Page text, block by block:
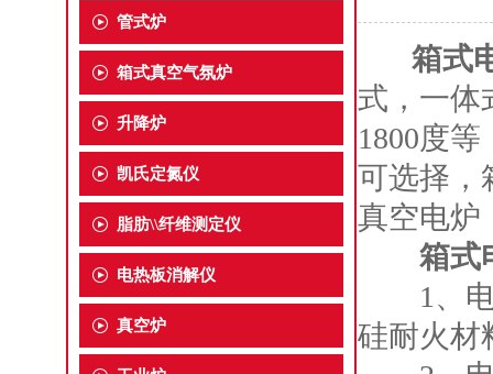
管式炉
箱式真空气氛炉
升降炉
凯氏定氮仪
脂肪\\纤维测定仪
电热板消解仪
真空炉
箱式
式，一体
1800度
可选择，
真空电炉
箱式
1、电
硅耐火材